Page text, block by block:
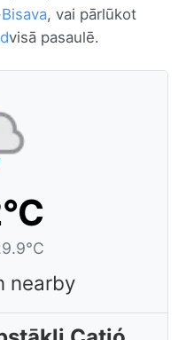
, vai pārlūkot
visā pasaulē.
nearby